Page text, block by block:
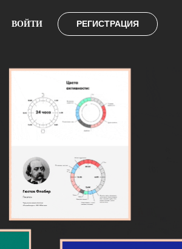
ВОЙТИ РЕГИСТРАЦИЯ